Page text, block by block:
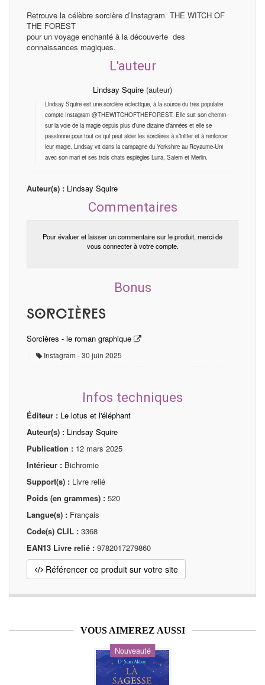
Retrouve la célèbre sorcière d’Instagram THE WITCH OF
THE FOREST
pour un voyage enchanté à la découverte des
connaissances magiques.
L'auteur
Lindsay Squire (auteur)
Lindsay Squire est une sorcière éclectique, à la source du très populaire
compte Instagram @THEWITCHOFTHEFOREST. Elle suit son chemin
sur la voie de la magie depuis plus d’une dizaine d’années et elle se
passionne pour tout ce qui peut aider les sorcières à s’initier et à renforcer
leur magie. Lindsay vit dans la campagne du Yorkshire au Royaume-Uni
avec son mari et ses trois chats espiègles Luna, Salem et Merlin.
Auteur(s) : Lindsay Squire
Commentaires
Pour évaluer et laisser un commentaire sur le produit, merci de
vous connecter à votre compte.
Bonus
Sorcières
Sorcières - le roman graphique
Instagram 30 juin 2025
Infos techniques
Éditeur : Le lotus et l'éléphant
Auteur(s) : Lindsay Squire
Publication : 12 mars 2025
Intérieur : Bichromie
Support(s) : Livre relié
Poids (en grammes) : 520
Langue(s) : Français
Code(s) CLIL : 3368
EAN13 Livre relié : 9782017279860
Référencer ce produit sur votre site
VOUS AIMEREZ AUSSI
Nouveauté